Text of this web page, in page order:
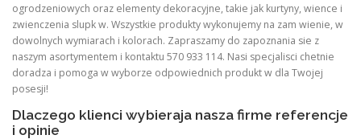
ogrodzeniowych oraz elementy dekoracyjne, takie jak kurtyny, wience i
zwienczenia slupk w. Wszystkie produkty wykonujemy na zam wienie, w
dowolnych wymiarach i kolorach. Zapraszamy do zapoznania sie z
naszym asortymentem i kontaktu 570 933 114. Nasi specjalisci chetnie
doradza i pomoga w wyborze odpowiednich produkt w dla Twojej
posesji!
Dlaczego klienci wybieraja nasza firme referencje
i opinie